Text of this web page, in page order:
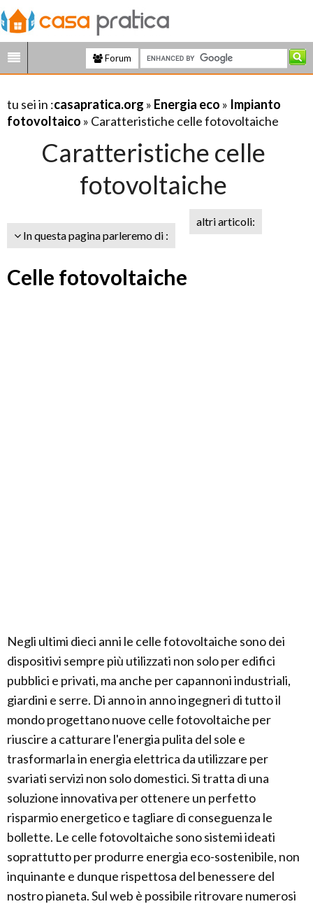
Forum
tu sei in :casapratica.org » Energia eco » Impianto
fotovoltaico » Caratteristiche celle fotovoltaiche
Caratteristiche celle
fotovoltaiche
In questa pagina parleremo di :
altri articoli:
Celle fotovoltaiche
Negli ultimi dieci anni le celle fotovoltaiche sono dei
dispositivi sempre più utilizzati non solo per edifici
pubblici e privati, ma anche per capannoni industriali,
giardini e serre. Di anno in anno ingegneri di tutto il
mondo progettano nuove celle fotovoltaiche per
riuscire a catturare l'energia pulita del sole e
trasformarla in energia elettrica da utilizzare per
svariati servizi non solo domestici. Si tratta di una
soluzione innovativa per ottenere un perfetto
risparmio energetico e tagliare di conseguenza le
bollette. Le celle fotovoltaiche sono sistemi ideati
soprattutto per produrre energia eco-sostenibile, non
inquinante e dunque rispettosa del benessere del
nostro pianeta. Sul web è possibile ritrovare numerosi